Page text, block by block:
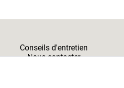
Conseils d'entretien
Nous contacter